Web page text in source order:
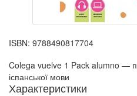
ISBN: 9788490817704
Colega vuelve 1 Pack alumno —
іспанської мови
Характеристики